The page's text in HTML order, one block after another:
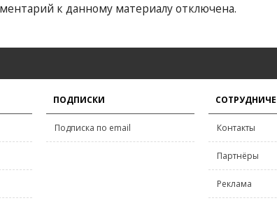
к данному материалу отключена.
ПОДПИСКИ
Подписка по email Контакты
Партнёры
Реклама